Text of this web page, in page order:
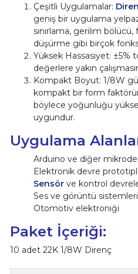
Çeşitli Uygulamalar:
geniş bir uygulama
sınırlama, gerilim
düşürme gibi birçok
Yüksek Hassasiyet: ±5%
değerlere yakın
Kompakt Boyut: 1/8W
kompakt bir form
böylece yoğunluğu
uygundur.
Uygulama
Arduino ve diğer
Elektronik devre
Sensör ve kontrol
Ses ve görüntü sistemleri
Otomotiv elektroniği
Paket İçeriği:
10 adet 22K 1/8W Direnç